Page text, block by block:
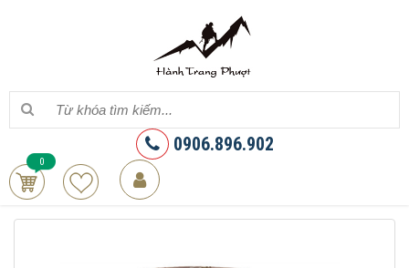
0906.896.902
0